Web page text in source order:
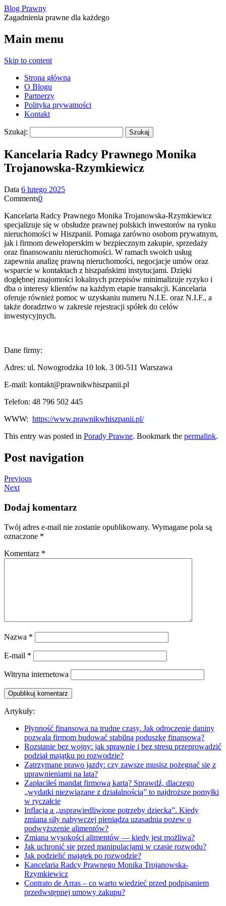
Blog Prawny
Zagadnienia prawne dla każdego
Main menu
Skip to content
Strona główna
O Blogu
Partnerzy
Polityka prywatności
Kontakt
Szukaj:
Kancelaria Radcy Prawnego Monika
Trojanowska-Rzymkiewicz
Data 6 lutego 2025
Comments0
Kancelaria Radcy Prawnego Monika Trojanowska-Rzymkiewicz
specjalizuje się w obsłudze prawnej polskich inwestorów na rynku
nieruchomości w Hiszpanii. Pomaga zarówno osobom prywatnym,
jak i firmom deweloperskim w bezpiecznym zakupie, sprzedaży
oraz finansowaniu nieruchomości. W ramach swoich usług
zapewnia analizę prawną nieruchomości, negocjacje umów oraz
wsparcie w kontaktach z hiszpańskimi instytucjami. Dzięki
dogłębnej znajomości lokalnych przepisów minimalizuje ryzyko i
dba o interesy klientów na każdym etapie transakcji. Kancelaria
oferuje również pomoc w uzyskaniu numeru N.I.E. oraz N.I.F., a
także doradztwo w zakresie rejestracji spółek do celów
inwestycyjnych.
Dane firmy:
Adres: ul. Nowogrodzka 10 lok. 3 00-511 Warszawa
E-mail: kontakt@prawnikwhiszpanii.pl
Telefon: 48 796 502 445
WWW: https://www.prawnikwhiszpanii.pl/
This entry was posted in Porady Prawne. Bookmark the permalink.
Post navigation
Previous
Next
Dodaj komentarz
Twój adres e-mail nie zostanie opublikowany. Wymagane pola są
oznaczone *
Komentarz *
Nazwa *
E-mail *
Witryna internetowa
Artykuły:
Płynność finansowa na trudne czasy. Jak odroczenie daniny
pozwala firmom budować stabilną poduszkę finansową?
Rozstanie bez wojny: jak sprawnie i bez stresu przeprowadzić
podział majątku po rozwodzie?
Zatrzymane prawo jazdy: czy zawsze musisz pożegnać się z
uprawnieniami na lata?
Zapłaciłeś mandat firmową kartą? Sprawdź, dlaczego
„wydatki niezwiązane z działalnością” to najdroższe pomyłki
w ryczałcie
Inflacja a „usprawiedliwione potrzeby dziecka”. Kiedy
zmiana siły nabywczej pieniądza uzasadnia pozew o
podwyższenie alimentów?
Zmiana wysokości alimentów — kiedy jest możliwa?
Jak uchronić się przed manipulacjami w czasie rozwodu?
Jak podzielić majątek po rozwodzie?
Kancelaria Radcy Prawnego Monika Trojanowska-
Rzymkiewicz
Contrato de Arras – co warto wiedzieć przed podpisaniem
przedwstępnej umowy zakupu?